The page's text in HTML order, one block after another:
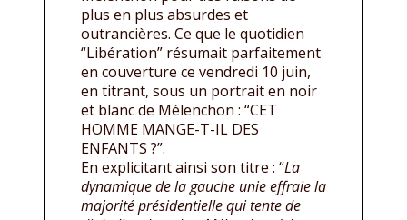
plus en plus absurdes et
outrancières. Ce que le quotidien
“Libération” résumait parfaitement
en couverture ce vendredi 10 juin,
en titrant, sous un portrait en noir
et blanc de Mélenchon : “CET
HOMME MANGE-T-IL DES
ENFANTS ?”.
En explicitant ainsi son titre : “La
dynamique de la gauche unie effraie la
majorité présidentielle qui tente de